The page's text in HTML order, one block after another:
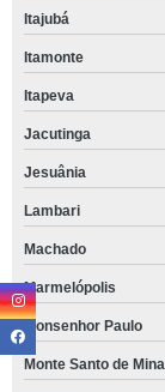
Itajubá
Itamonte
Itapeva
Jacutinga
Jesuânia
Lambari
Machado
Marmelópolis
Monsenhor Paulo
Monte Santo de